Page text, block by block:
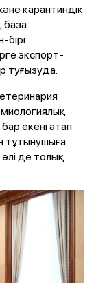
карантиндік
база
бірі
экспорт-
туғызуда.
екені атап
тұтынушыға
де толық